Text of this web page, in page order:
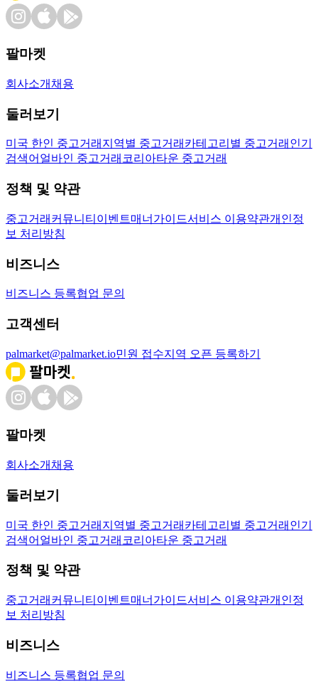
팔마켓
회사소개 채용
둘러보기
미국 한인 중고거래 지역별 중고거래 카테고리별 중고거래 인기
검색어 얼바인 중고거래 코리아타운 중고거래
정책 및 약관
중고거래 커뮤니티 이벤트매너가이드서비스 이용약관개인정
보 처리방침
비즈니스
비즈니스 등록협업 문의
고객센터
palmarket@palmarket.io민원 접수지역 오픈 등록하기
팔마켓
회사소개 채용
둘러보기
미국 한인 중고거래 지역별 중고거래 카테고리별 중고거래 인기
검색어 얼바인 중고거래 코리아타운 중고거래
정책 및 약관
중고거래 커뮤니티 이벤트매너가이드서비스 이용약관개인정
보 처리방침
비즈니스
비즈니스 등록협업 문의